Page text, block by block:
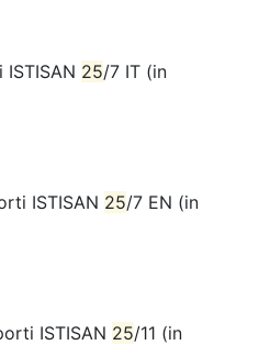
25/7 IT (in
ISTISAN 25/7 EN (in
ISTISAN 25/11 (in